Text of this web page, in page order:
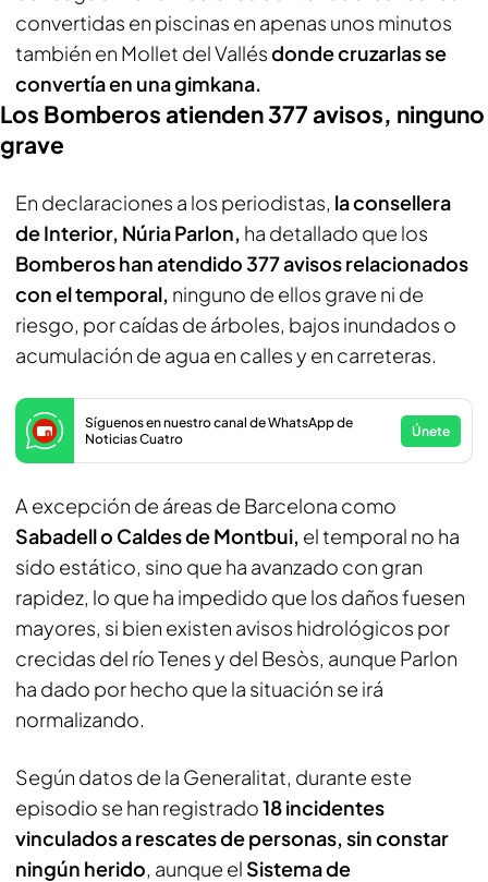
convertidas en piscinas en apenas unos minutos
también en Mollet del Vallésdonde cruzarlas se
convertía en una gimkana.
Los Bomberos atienden 377 avisos, ninguno
grave
En declaraciones a los periodistas, la consellera
de Interior, Núria Parlon, ha detallado que los
Bomberos han atendido 377 avisos relacionados
con el temporal, ninguno de ellos grave ni de
riesgo, por caídas de árboles, bajos inundados o
acumulación de agua en calles y en carreteras.
Síguenos en nuestro canal de WhatsApp de
Noticias Cuatro
Únete
A excepción de áreas de Barcelona como
Sabadell o Caldes de Montbui, el temporal no ha
sido estático, sino que ha avanzado con gran
rapidez, lo que ha impedido que los daños fuesen
mayores, si bien existen avisos hidrológicos por
crecidas del río Tenes y del Besòs, aunque Parlon
ha dado por hecho que la situación se irá
normalizando.
Según datos de la Generalitat, durante este
episodio se han registrado18 incidentes
vinculados a rescates de personas, sin constar
ningún herido, aunque el Sistema de